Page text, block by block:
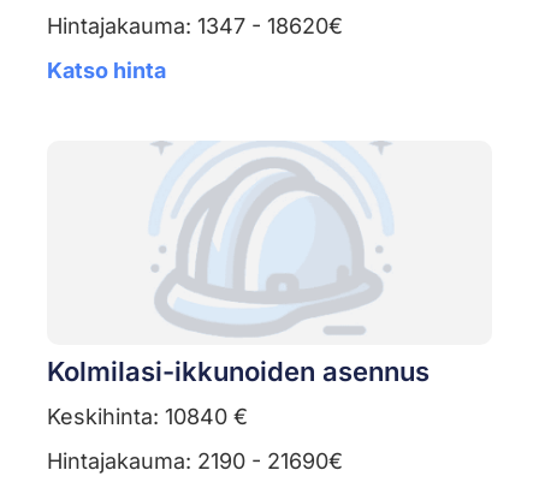
Hintajakauma: 1347 - 18620€
Katso hinta
Kolmilasi-ikkunoiden asennus
Keskihinta: 10840 €
Hintajakauma: 2190 - 21690€